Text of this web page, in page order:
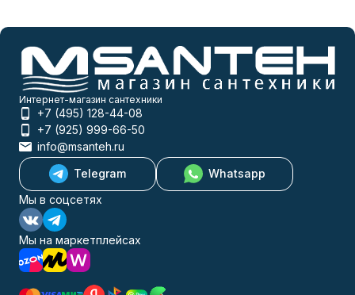
Интернет-магазин сантехники
+7 (495) 128-44-08
+7 (925) 999-66-50
info@msanteh.ru
Telegram
Whatsapp
Мы в соцсетях
Мы на маркетплейсах